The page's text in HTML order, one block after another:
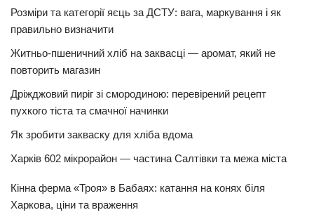
Розміри та категорії яєць за ДСТУ: вага, маркування і як
правильно визначити
Житньо-пшеничний хліб на заквасці — аромат, який не
повторить магазин
Дріжджовий пиріг зі смородиною: перевірений рецепт
пухкого тіста та смачної начинки
Як зробити закваску для хліба вдома
Харків 602 мікрорайон — частина Салтівки та межа міста
Кінна ферма «Троя» в Бабаях: катання на конях біля
Харкова, ціни та враження